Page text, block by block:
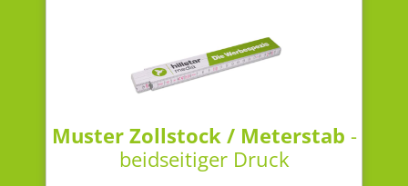
Muster Zollstock / Meterstab -
beidseitiger Druck